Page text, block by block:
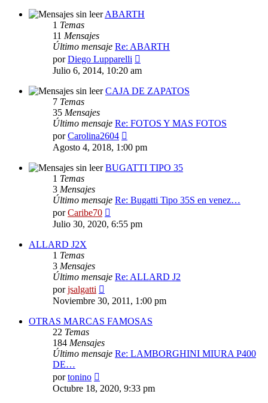
ABARTH
1 Temas
11 Mensajes
Último mensaje Re: ABARTH
porDiego Lupparelli
último
Julio 6, 2014, 10:20 am
CAJA DE ZAPATOS
7 Temas
35 Mensajes
Último mensaje Re: FOTOS Y MAS FOTOS
porCarolina2604
último
mensaje
Agosto 4, 2018, 1:00 pm
BUGATTI TIPO 35
1 Temas
3 Mensajes
Último mensaje Re: Bugatti Tipo 35S en venez…
porCaribe70
último
mensaje
Julio 30, 2020, 6:55 pm
ALLARD J2X
1 Temas
3 Mensajes
Último mensaje Re: ALLARD J2
porjsalgatti
último
Noviembre 30, 2011, 1:00 pm
OTRAS MARCAS FAMOSAS
22 Temas
184 Mensajes
Último mensaje Re: LAMBORGHINI MIURA P400
DE…
portonino
último
Octubre 18, 2020, 9:33 pm